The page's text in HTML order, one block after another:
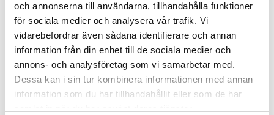
och annonserna till användarna, tillhandahålla funktioner
för sociala medier och analysera vår trafik. Vi
vidarebefordrar även sådana identifierare och annan
information från din enhet till de sociala medier och
annons- och analysföretag som vi samarbetar med.
Dessa kan i sin tur kombinera informationen med annan
information som du har tillhandahållit eller som de har